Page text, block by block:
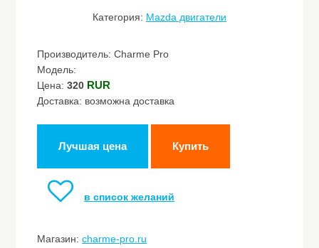
Категория: Mazda двигатели
Производитель: Charme Pro
Модель:
Цена:320 RUR
Доставка: возможна доставка
Лучшая цена Купить
в список желаний
Магазин:charme-pro.ru